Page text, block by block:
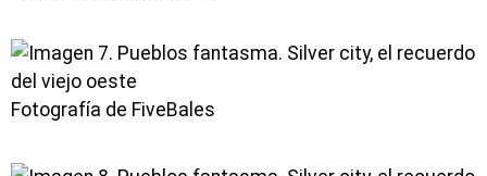
Fotografía de FiveBales